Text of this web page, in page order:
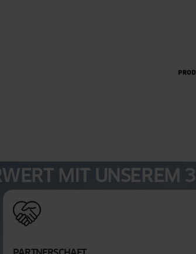
MIT UNSEREM